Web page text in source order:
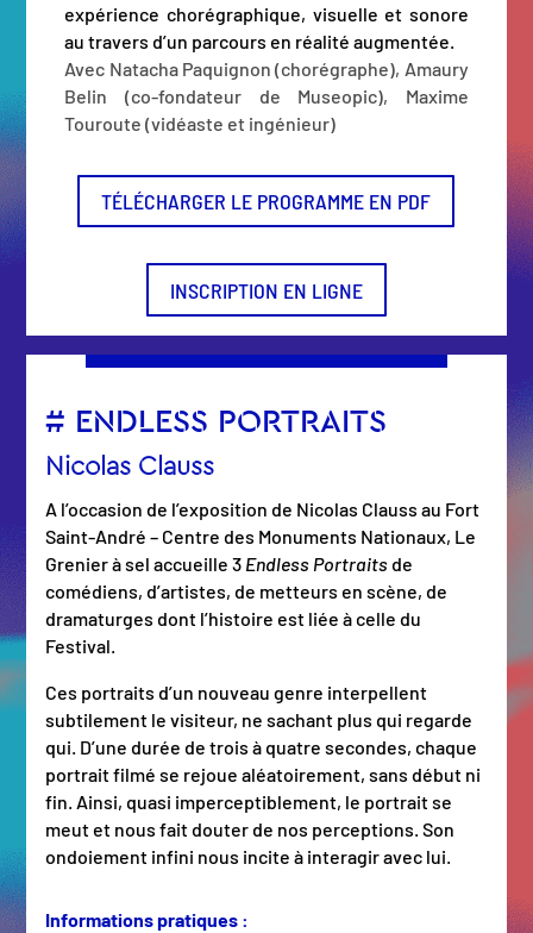
expérience chorégraphique, visuelle et sonore
au travers d’un parcours en réalité augmentée.
Avec Natacha Paquignon (chorégraphe), Amaury
Belin (co-fondateur de Museopic), Maxime
Touroute (vidéaste et ingénieur)
TÉLÉCHARGER LE PROGRAMME EN PDF
INSCRIPTION EN LIGNE
# ENDLESS PORTRAITS
Nicolas Clauss
A l’occasion de l’exposition de Nicolas Clauss au Fort
Saint-André – Centre des Monuments Nationaux, Le
Grenier à sel accueille 3 Endless Portraits de
comédiens, d’artistes, de metteurs en scène, de
dramaturges dont l’histoire est liée à celle du
Festival.
Ces portraits d’un nouveau genre interpellent
subtilement le visiteur, ne sachant plus qui regarde
qui. D’une durée de trois à quatre secondes, chaque
portrait filmé se rejoue aléatoirement, sans début ni
fin. Ainsi, quasi imperceptiblement, le portrait se
meut et nous fait douter de nos perceptions. Son
ondoiement infini nous incite à interagir avec lui.
Informations pratiques :